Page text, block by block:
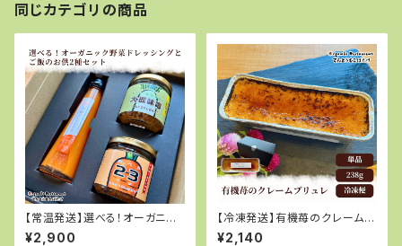
同じカテゴリの商品
【常温発送】選べる！オーガニッ
ク野菜ドレッシングとご飯のお
¥2,900
【冷凍発送】有機苺のクレームブ
リュレ 238g×1個
¥2,140